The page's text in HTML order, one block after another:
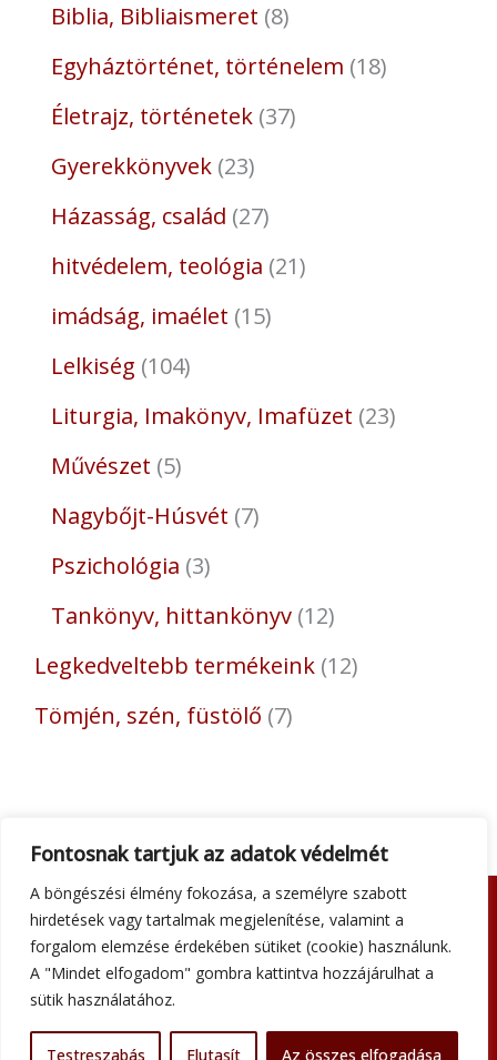
Fontosnak tartjuk az adatok védelmét
A böngészési élmény fokozása, a személyre szabott
hirdetések vagy tartalmak megjelenítése, valamint a
forgalom elemzése érdekében sütiket (cookie) használunk.
A "Mindet elfogadom" gombra kattintva hozzájárulhat a
sütik használatához.
Testreszabás Elutasít Az összes elfogadása
Biblia, Bibliaismeret 8
Egyháztörténet, történelem 18
Életrajz, történetek 37
Gyerekkönyvek 23
Házasság, család 27
hitvédelem, teológia 21
imádság, imaélet 15
Lelkiség 104
Liturgia, Imakönyv, Imafüzet 23
Művészet 5
Nagybőjt-Húsvét 7
Pszichológia 3
Tankönyv, hittankönyv 12
Legkedveltebb termékeink 12
Tömjén, szén, füstölő 7
Adatkezelési tájékoztató
Általános szerződési feltételek
Kapcsolat